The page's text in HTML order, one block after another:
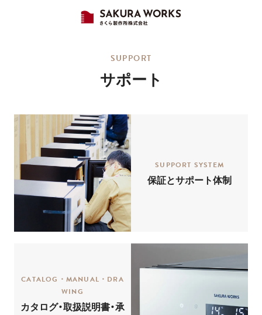
SUPPORT
サポート
SUPPORT SYSTEM
保証とサポート体制
CATALOG・MANUAL・DRA
WING
カタログ・取扱説明書・承